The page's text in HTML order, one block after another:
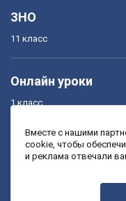
ЗНО
11 класс
Онлайн уроки
1 класс
3 класс
Вместе с нашими
cookie, чтобы
и реклама отвечали